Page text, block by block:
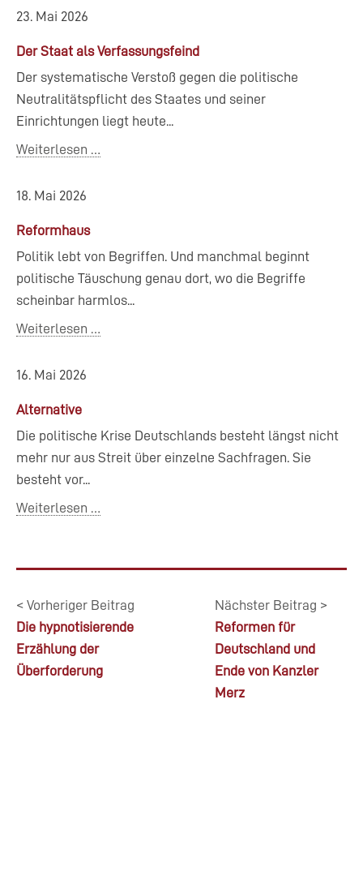
23. Mai 2026
Der Staat als Verfassungsfeind
Der systematische Verstoß gegen die politische
Neutralitätspflicht des Staates und seiner
Einrichtungen liegt heute...
Weiterlesen …
18. Mai 2026
Reformhaus
Politik lebt von Begriffen. Und manchmal beginnt
politische Täuschung genau dort, wo die Begriffe
scheinbar harmlos...
Weiterlesen …
16. Mai 2026
Alternative
Die politische Krise Deutschlands besteht längst nicht
mehr nur aus Streit über einzelne Sachfragen. Sie
besteht vor...
Weiterlesen …
< Vorheriger Beitrag
Die hypnotisierende
Erzählung der
Überforderung
Nächster Beitrag >
Reformen für
Deutschland und
Ende von Kanzler
Merz